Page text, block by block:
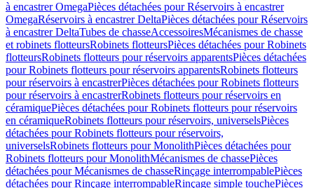
à encastrer OmegaPièces détachées pour Réservoirs à encastrer
OmegaRéservoirs à encastrer DeltaPièces détachées pour Réservoirs
à encastrer DeltaTubes de chasseAccessoiresMécanismes de chasse
et robinets flotteursRobinets flotteursPièces détachées pour Robinets
flotteursRobinets flotteurs pour réservoirs apparentsPièces détachées
pour Robinets flotteurs pour réservoirs apparentsRobinets flotteurs
pour réservoirs à encastrerPièces détachées pour Robinets flotteurs
pour réservoirs à encastrerRobinets flotteurs pour réservoirs en
céramiquePièces détachées pour Robinets flotteurs pour réservoirs
en céramiqueRobinets flotteurs pour réservoirs, universelsPièces
détachées pour Robinets flotteurs pour réservoirs,
universelsRobinets flotteurs pour MonolithPièces détachées pour
Robinets flotteurs pour MonolithMécanismes de chassePièces
détachées pour Mécanismes de chasseRinçage interrompablePièces
détachées pour Rinçage interrompableRinçage simple touchePièces